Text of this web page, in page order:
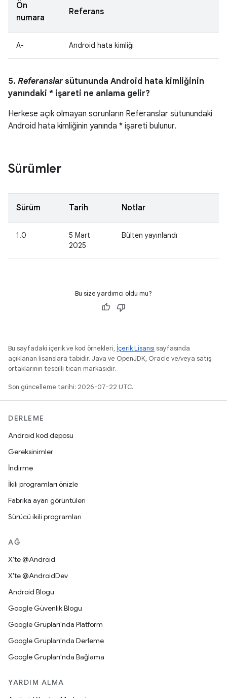
Ön
numara
Referans
A- Android hata kimliği
5. Referanslar sütununda Android hata kimliğinin
yanındaki * işareti ne anlama gelir?
Herkese açık olmayan sorunların Referanslar sütunundaki
Android hata kimliğinin yanında * işareti bulunur.
Sürümler
Sürüm Tarih Notlar
1.0
5 Mart
2025
Bülten yayınlandı
Bu size yardımcı oldu mu?
Bu sayfadaki içerik ve kod örnekleri, İçerik Lisansı sayfasında
açıklanan lisanslara tabidir. Java ve OpenJDK, Oracle ve/veya satış
ortaklarının tescilli ticari markasıdır.
Son güncelleme tarihi: 2026-07-22 UTC.
DERLEME
Android kod deposu
Gereksinimler
İndirme
İkili programları önizle
Fabrika ayarı görüntüleri
Sürücü ikili programları
AĞ
X'te @Android
X'te @AndroidDev
Android Blogu
Google Güvenlik Blogu
Google Grupları'nda Platform
Google Grupları'nda Derleme
Google Grupları'nda Bağlama
YARDIM ALMA